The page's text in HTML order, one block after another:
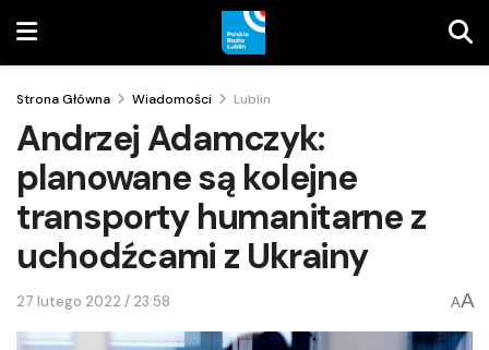
Strona Główna Wiadomości Lublin
Andrzej Adamczyk:
planowane są kolejne
transporty humanitarne z
uchodźcami z Ukrainy
27 lutego 2022 / 23:58 AA